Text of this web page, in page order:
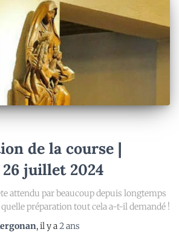
de la course |
juillet 2024
attendu par beaucoup depuis longtemps
préparation tout cela a-t-il demandé !
, il y a2 ans